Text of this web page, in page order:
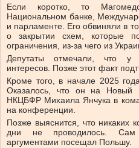
Если коротко, то
Национальном банке,
и парламенте. Его обвиняли в
о закрытии схем, которые
ограничения, из-за чего из
Депутаты
отмечали, что у
интересов. Позже этот факт
Кроме того, в начале 2025
Оказалось, что он на Новый
НКЦБФР Михаила Янчука в
на конференции.
Позже выяснится, что никаких
дни не проводилось.
аргументами посещал Польшу.